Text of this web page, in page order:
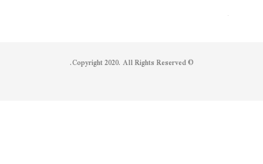
الكاتب: محمد الشماع
© Copyright 2020. All Rights Reserved.